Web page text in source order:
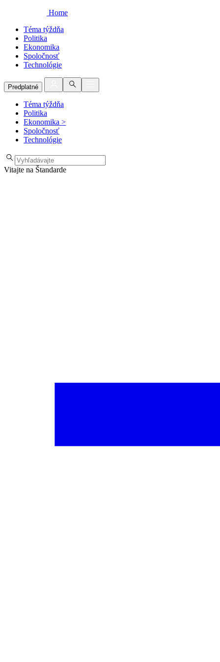
Home
Téma týždňa
Politika
Ekonomika
Spoločnosť
Technológie
Predplatné
Téma týždňa
Politika
Ekonomika >
Spoločnosť
Technológie
Vitajte na Štandarde